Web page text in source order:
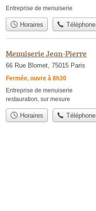
Entreprise de menuiserie
Horaires Téléphone
Menuiserie Jean-Pierre
66 Rue Blomet, 75015 Paris
Fermée, ouvre à 8h30
Entreprise de menuiserie
restauration, sur mesure
Horaires Téléphone